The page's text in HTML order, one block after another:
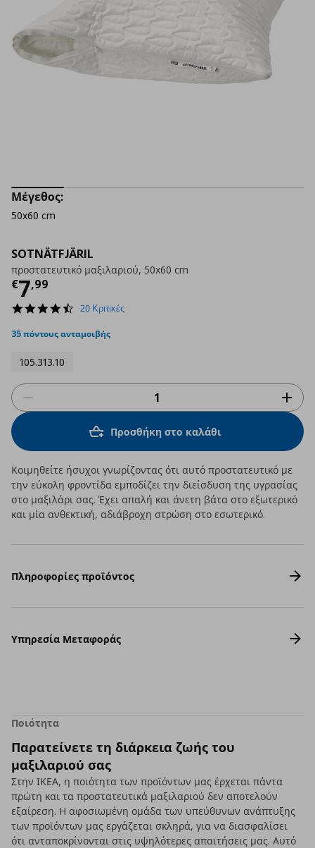
SOTNÄTFJÄRIL
προστατευτικό μαξιλαριού, 50x60 cm
€7,99
Τρέχουσα τιμή
4.4
rating
20 Κριτικές
35 πόντους ανταμοιβής
105.313.10
Μέγεθος:
50x60 cm
Προσθήκη στο καλάθι
Κοιμηθείτε ήσυχοι γνωρίζοντας ότι αυτό προστατευτικό με
την εύκολη φροντίδα εμποδίζει την διείσδυση της υγρασίας
στο μαξιλάρι σας. Έχει απαλή και άνετη βάτα στο εξωτερικό
και μία ανθεκτική, αδιάβροχη στρώση στο εσωτερικό.
Πληροφορίες προϊόντος
Υπηρεσία Μεταφοράς
Ποιότητα
Παρατείνετε τη διάρκεια ζωής του
μαξιλαριού σας
Στην ΙΚΕΑ, η ποιότητα των προϊόντων μας έρχεται πάντα
πρώτη και τα προστατευτικά μαξιλαριού δεν αποτελούν
εξαίρεση. Η αφοσιωμένη ομάδα των υπεύθυνων ανάπτυξης
των προϊόντων μας εργάζεται σκληρά, για να διασφαλίσει
ότι ανταποκρίνονται στις υψηλότερες απαιτήσεις μας. Αυτό